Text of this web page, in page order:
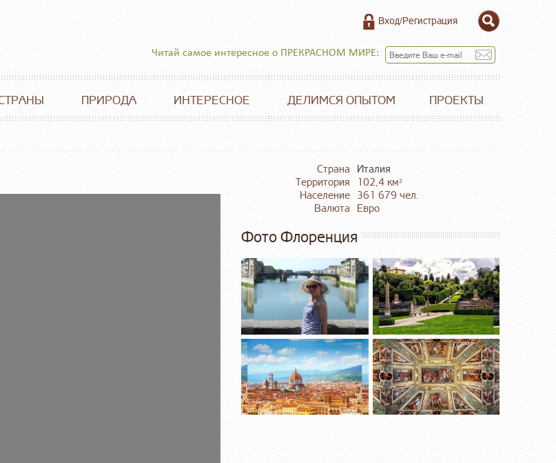
Вход/Регистрация
Читай самое интересное о ПРЕКРАСНОМ МИРЕ:
ПРИРОДА ИНТЕРЕСНОЕ ДЕЛИМСЯ ОПЫТОМ ПРОЕКТЫ
Страна
Италия
Территория
102,4 км²
Население 361 679 чел.
Валюта
Евро
Фото Флоренция